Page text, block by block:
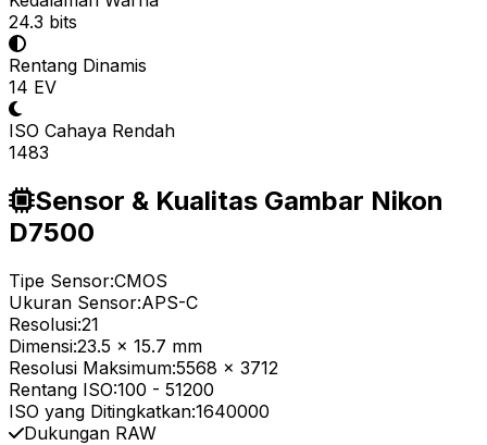
24.3 bits
Rentang Dinamis
14 EV
ISO Cahaya Rendah
1483
Sensor & Kualitas Gambar Nikon
D7500
Tipe Sensor:CMOS
Ukuran Sensor:APS-C
Resolusi:21
Dimensi:23.5 x 15.7 mm
Resolusi Maksimum:5568 x 3712
Rentang ISO:100 - 51200
ISO yang Ditingkatkan:1640000
Dukungan RAW